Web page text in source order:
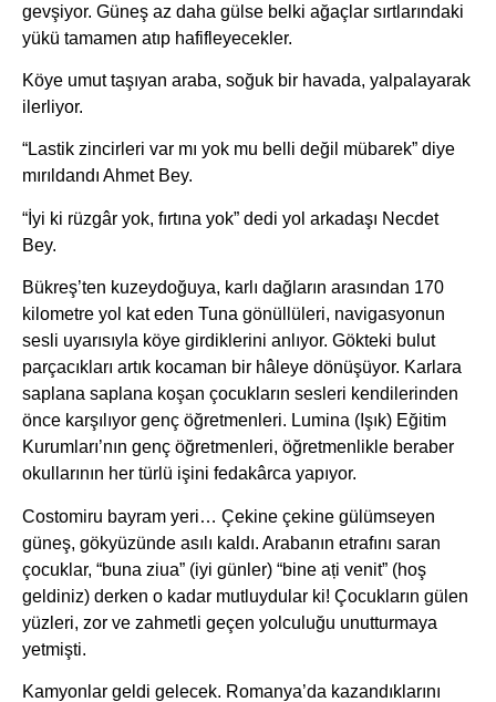
gevşiyor. Güneş az daha gülse belki ağaçlar sırtlarındaki
yükü tamamen atıp hafifleyecekler.
Köye umut taşıyan araba, soğuk bir havada, yalpalayarak
ilerliyor.
“Lastik zincirleri var mı yok mu belli değil mübarek” diye
mırıldandı Ahmet Bey.
“İyi ki rüzgâr yok, fırtına yok” dedi yol arkadaşı Necdet
Bey.
Bükreş’ten kuzeydoğuya, karlı dağların arasından 170
kilometre yol kat eden Tuna gönüllüleri, navigasyonun
sesli uyarısıyla köye girdiklerini anlıyor. Gökteki bulut
parçacıkları artık kocaman bir hâleye dönüşüyor. Karlara
saplana saplana koşan çocukların sesleri kendilerinden
önce karşılıyor genç öğretmenleri. Lumina (Işık) Eğitim
Kurumları’nın genç öğretmenleri, öğretmenlikle beraber
okullarının her türlü işini fedakârca yapıyor.
Costomiru bayram yeri… Çekine çekine gülümseyen
güneş, gökyüzünde asılı kaldı. Arabanın etrafını saran
çocuklar, “buna ziua” (iyi günler) “bine ați venit” (hoş
geldiniz) derken o kadar mutluydular ki! Çocukların gülen
yüzleri, zor ve zahmetli geçen yolculuğu unutturmaya
yetmişti.
Kamyonlar geldi gelecek. Romanya’da kazandıklarını